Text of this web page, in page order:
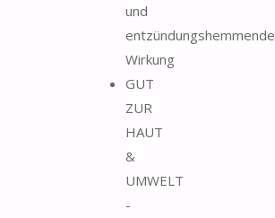
und
entzündungshemmende
Wirkung
GUT
ZUR
HAUT
&
UMWELT
-